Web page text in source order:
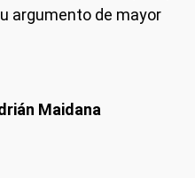
argumento de mayor
Maidana